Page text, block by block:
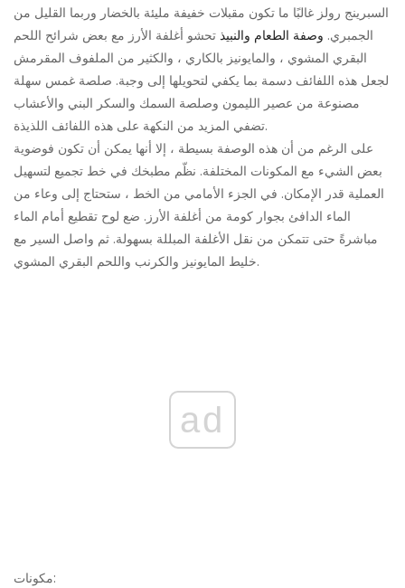
السبرينج رولز غالبًا ما تكون مقبلات خفيفة مليئة بالخضار وربما القليل من
الجمبري. وصفة الطعام والنبيذ تحشو أغلفة الأرز مع بعض شرائح اللحم
البقري المشوي ، والمايونيز بالكاري ، والكثير من الملفوف المقرمش
لجعل هذه اللفائف دسمة بما يكفي لتحويلها إلى وجبة. صلصة غمس سهلة
مصنوعة من عصير الليمون وصلصة السمك والسكر البني والأعشاب
تضفي المزيد من النكهة على هذه اللفائف اللذيذة.
على الرغم من أن هذه الوصفة بسيطة ، إلا أنها يمكن أن تكون فوضوية
بعض الشيء مع المكونات المختلفة. نظّم مطبخك في خط تجميع لتسهيل
العملية قدر الإمكان. في الجزء الأمامي من الخط ، ستحتاج إلى وعاء من
الماء الدافئ بجوار كومة من أغلفة الأرز. ضع لوح تقطيع أمام الماء
مباشرةً حتى تتمكن من نقل الأغلفة المبللة بسهولة. ثم واصل السير مع
خليط المايونيز والكرنب واللحم البقري المشوي.
ad
مكونات: